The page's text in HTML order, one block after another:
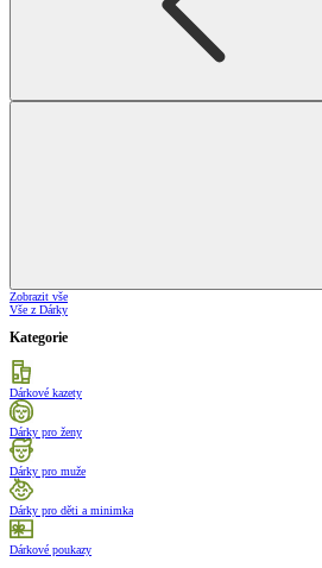
Zobrazit vše
Vše z Dárky
Kategorie
Dárkové kazety
Dárky pro ženy
Dárky pro muže
Dárky pro děti a minimka
Dárkové poukazy